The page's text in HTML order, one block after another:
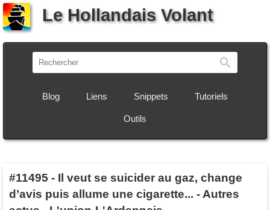
Le Hollandais Volant
Blog Liens Snippets Tutoriels
Outils
#11495 - Il veut se suicider au gaz, change
d’avis puis allume une cigarette... - Autres